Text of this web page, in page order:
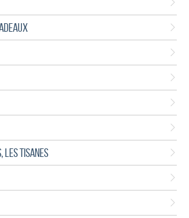
LES TISANES